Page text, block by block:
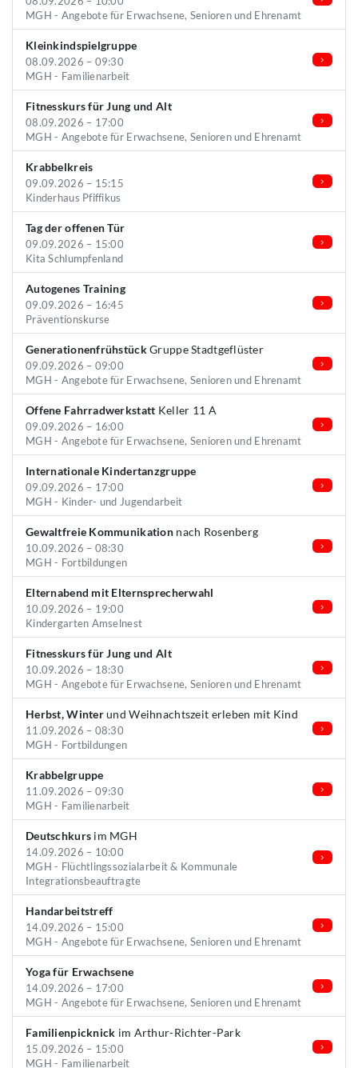
MGH - Angebote für Erwachsene, Senioren und Ehrenamt
Kleinkindspielgruppe
08.09.2026 – 09:30
MGH - Familienarbeit
Fitnesskurs für Jung und Alt
08.09.2026 – 17:00
MGH - Angebote für Erwachsene, Senioren und Ehrenamt
Krabbelkreis
09.09.2026 – 15:15
Kinderhaus Pfiffikus
Tag der offenen Tür
09.09.2026 – 15:00
Kita Schlumpfenland
Autogenes Training
09.09.2026 – 16:45
Präventionskurse
GenerationenfrühstückGruppe Stadtgeflüster
09.09.2026 – 09:00
MGH - Angebote für Erwachsene, Senioren und Ehrenamt
Offene Fahrradwerkstatt Keller 11 A
09.09.2026 – 16:00
MGH - Angebote für Erwachsene, Senioren und Ehrenamt
Internationale Kindertanzgruppe
09.09.2026 – 17:00
MGH - Kinder- und Jugendarbeit
Gewaltfreie Kommunikation nach Rosenberg
10.09.2026 – 08:30
MGH - Fortbildungen
Elternabend mit Elternsprecherwahl
10.09.2026 – 19:00
Kindergarten Amselnest
Fitnesskurs für Jung und Alt
10.09.2026 – 18:30
MGH - Angebote für Erwachsene, Senioren und Ehrenamt
Herbst, Winterund Weihnachtszeit erleben mit Kind
11.09.2026 – 08:30
MGH - Fortbildungen
Krabbelgruppe
11.09.2026 – 09:30
MGH - Familienarbeit
Deutschkurs im MGH
14.09.2026 – 10:00
MGH - Flüchtlingssozialarbeit & Kommunale
Integrationsbeauftragte
Handarbeitstreff
14.09.2026 – 15:00
MGH - Angebote für Erwachsene, Senioren und Ehrenamt
Yoga für Erwachsene
14.09.2026 – 17:00
MGH - Angebote für Erwachsene, Senioren und Ehrenamt
Familienpicknick im Arthur-Richter-Park
15.09.2026 – 15:00
MGH - Familienarbeit